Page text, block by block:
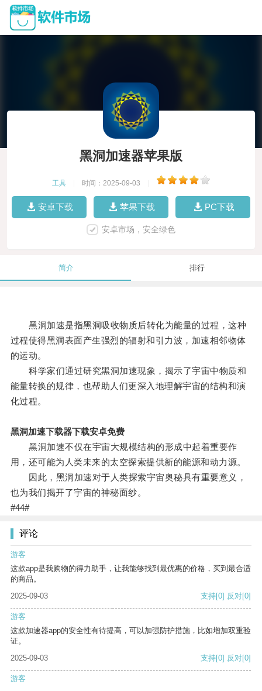
黑洞加速器苹果版
工具 时间：2025-09-03
安卓下载 苹果下载 PC下载
安卓市场，安全绿色
简介 排行
黑洞加速是指黑洞吸收物质后转化为能量的过程，这种
过程使得黑洞表面产生强烈的辐射和引力波，加速相邻物体
的运动。
科学家们通过研究黑洞加速现象，揭示了宇宙中物质和
能量转换的规律，也帮助人们更深入地理解宇宙的结构和演
化过程。
黑洞加速下载器下载安卓免费
黑洞加速不仅在宇宙大规模结构的形成中起着重要作
用，还可能为人类未来的太空探索提供新的能源和动力源。
因此，黑洞加速对于人类探索宇宙奥秘具有重要意义，
也为我们揭开了宇宙的神秘面纱。
#44#
评论
游客
这款app是我购物的得力助手，让我能够找到最优惠的价格，买到最合适
的商品。
2025-09-03
支持[0] 反对[0]
游客
这款加速器app的安全性有待提高，可以加强防护措施，比如增加双重验
证。
2025-09-03
支持[0] 反对[0]
游客